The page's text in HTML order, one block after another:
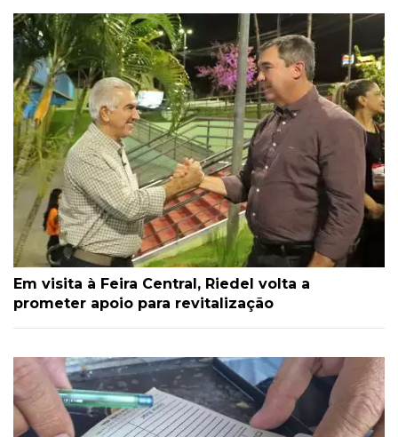
Em visita à Feira Central, Riedel volta a
prometer apoio para revitalização